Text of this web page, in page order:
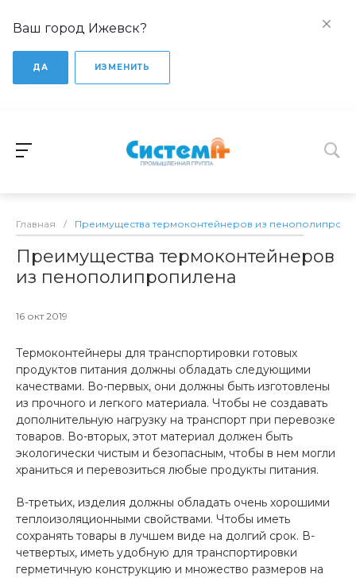
Ваш город Ижевск?
ДА ИЗМЕНИТЬ
Главная / Преимущества термоконтейнеров из
Преимущества термоконтейнеров
из пенополипропилена
16 окт 2019
Термоконтейнеры для транспортировки готовых
продуктов питания должны обладать следующими
качествами. Во-первых, они должны быть изготовлены
из прочного и легкого материала. Чтобы не создавать
дополнительную нагрузку на транспорт при перевозке
товаров. Во-вторых, этот материал должен быть
экологически чистым и безопасным, чтобы в нем могли
храниться и перевозиться любые продукты питания.
В-третьих, изделия должны обладать очень хорошими
теплоизоляционными свойствами. Чтобы иметь
сохранять товары в лучшем виде на долгий срок. В-
четвертых, иметь удобную для транспортировки
герметичную конструкцию и множество размеров на